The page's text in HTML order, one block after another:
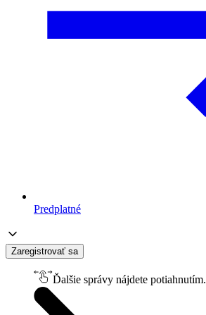
Predplatné
Zaregistrovať sa
Ďalšie správy nájdete potiahnutím.